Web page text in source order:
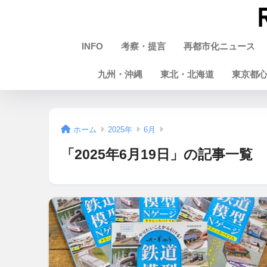
INFO 考察・提言 再都市化ニュース
九州・沖縄 東北・北海道 東京都心
ホーム 2025年 6月
「2025年6月19日」の記事一覧